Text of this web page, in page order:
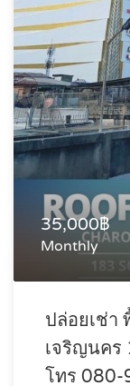
35,000฿
Monthly
ปล่อยเช่า
เจริญนคร
โทร